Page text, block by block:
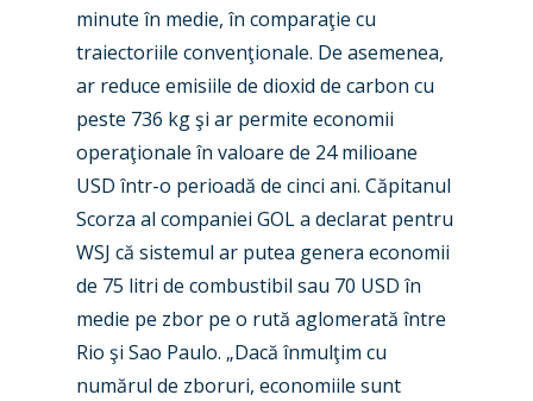
minute în medie, în comparaţie cu
traiectoriile convenţionale. De asemenea,
ar reduce emisiile de dioxid de carbon cu
peste 736 kg şi ar permite economii
operaţionale în valoare de 24 milioane
USD într-o perioadă de cinci ani. Căpitanul
Scorza al companiei GOL a declarat pentru
WSJ că sistemul ar putea genera economii
de 75 litri de combustibil sau 70 USD în
medie pe zbor pe o rută aglomerată între
Rio şi Sao Paulo. „Dacă înmulţim cu
numărul de zboruri, economiile sunt